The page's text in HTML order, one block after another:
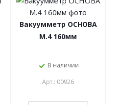
Вакуумметр ОСНОВА
М.4 160мм
В наличии
Арт.: 00926